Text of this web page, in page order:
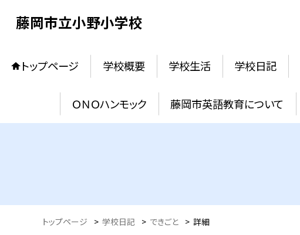
藤岡市立小野小学校
トップページ 学校概要 学校生活 学校日記
ＯＮＯハンモック 藤岡市英語教育について
トップページ > 学校日記 > できごと > 詳細